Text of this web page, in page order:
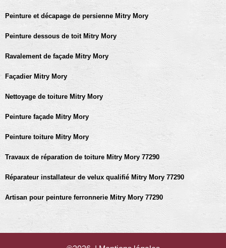
Peinture et décapage de persienne Mitry Mory
Peinture dessous de toit Mitry Mory
Ravalement de façade Mitry Mory
Façadier Mitry Mory
Nettoyage de toiture Mitry Mory
Peinture façade Mitry Mory
Peinture toiture Mitry Mory
Travaux de réparation de toiture Mitry Mory 77290
Réparateur installateur de velux qualifié Mitry Mory 77290
Artisan pour peinture ferronnerie Mitry Mory 77290